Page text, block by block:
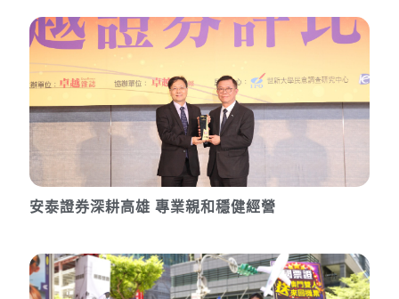
安泰證券深耕高雄 專業親和穩健經營